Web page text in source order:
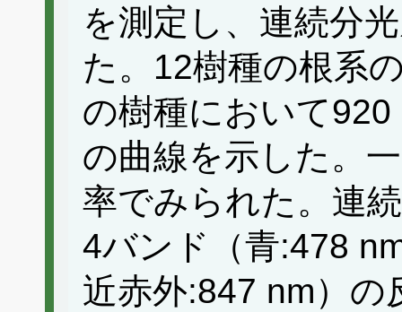
を測定し、連続分
た。12樹種の根系
の樹種において
の曲線を示した。
率でみられた。連
4バンド（青:478
近赤外:847 nm）の